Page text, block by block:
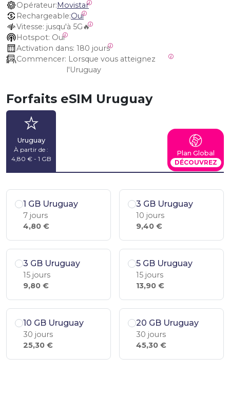
Opérateur:Movistar
Rechargeable:Oui
Vitesse: jusqu'à 5G🔥
Hotspot: Oui
Activation dans: 180 jours
Commencer:
l'Uruguay
Forfaits eSIM Uruguay
Uruguay
À partir de :
4,80 € - 1 GB
Plan Global
DÉCOUVREZ
1 GB Uruguay
7 jours
4,80 €
3 GB Uruguay
10 jours
9,40 €
3 GB Uruguay
15 jours
9,80 €
5 GB Uruguay
15 jours
13,90 €
10 GB Uruguay
30 jours
25,30 €
20 GB Uruguay
30 jours
45,30 €